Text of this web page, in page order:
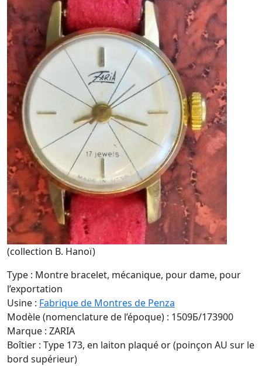
(collection B. Hanoï)
Type : Montre bracelet, mécanique, pour dame, pour
l’exportation
Usine : Fabrique de Montres de Penza
Modèle (nomenclature de l’époque) : 1509Б/173900
Marque : ZARIA
Boîtier : Type 173, en laiton plaqué or (poinçon AU sur le
bord supérieur)